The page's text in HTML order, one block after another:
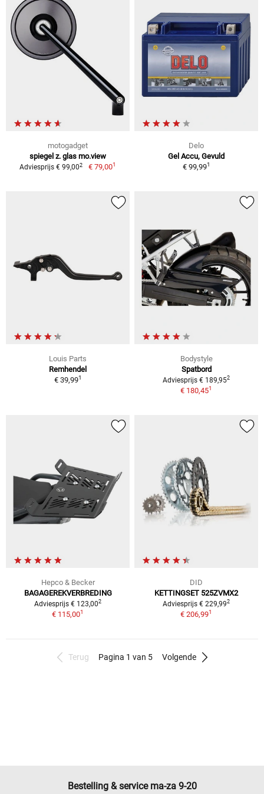
motogadget
spiegel z. glas mo.view
Adviesprijs € 99,002 € 79,001
Delo
Gel Accu, Gevuld
€ 99,991
Louis Parts
Remhendel
€ 39,991
Bodystyle
Spatbord
Adviesprijs € 189,952
€ 180,451
Hepco & Becker
BAGAGEREKVERBREDING
Adviesprijs € 123,002
€ 115,001
DID
KETTINGSET 525ZVMX2
Adviesprijs € 229,992
€ 206,991
Terug Pagina 1 van 5 Volgende
Bestelling & service ma-za 9-20